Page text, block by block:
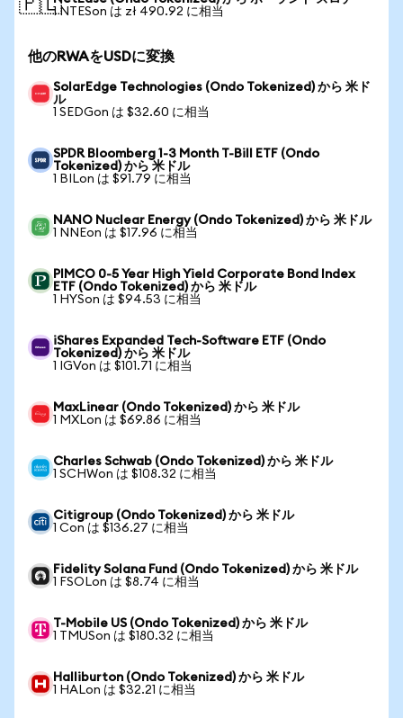
🇵🇱1 NTESon は zł 490.92 に相当
他のRWAをUSDに変換
SolarEdge Technologies (Ondo Tokenized) から 米ド
ル
1 SEDGon は $32.60 に相当
SPDR Bloomberg 1-3 Month T-Bill ETF (Ondo
Tokenized) から 米ドル
1 BILon は $91.79 に相当
NANO Nuclear Energy (Ondo Tokenized) から 米ドル
1 NNEon は $17.96 に相当
PIMCO 0-5 Year High Yield Corporate Bond Index
ETF (Ondo Tokenized) から 米ドル
1 HYSon は $94.53 に相当
iShares Expanded Tech-Software ETF (Ondo
Tokenized) から 米ドル
1 IGVon は $101.71 に相当
MaxLinear (Ondo Tokenized) から 米ドル
1 MXLon は $69.86 に相当
Charles Schwab (Ondo Tokenized) から 米ドル
1 SCHWon は $108.32 に相当
Citigroup (Ondo Tokenized) から 米ドル
1 Con は $136.27 に相当
Fidelity Solana Fund (Ondo Tokenized) から 米ドル
1 FSOLon は $8.74 に相当
T-Mobile US (Ondo Tokenized) から 米ドル
1 TMUSon は $180.32 に相当
Halliburton (Ondo Tokenized) から 米ドル
1 HALon は $32.21 に相当